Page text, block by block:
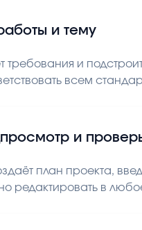
и тему
и
всем
и
план проекта,
редактировать в